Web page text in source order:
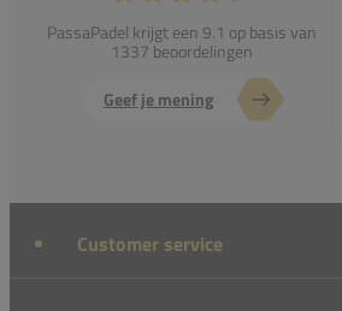
PassaPadel krijgt een 9.1 op basis van
1337 beoordelingen
Geef je mening
Customer service